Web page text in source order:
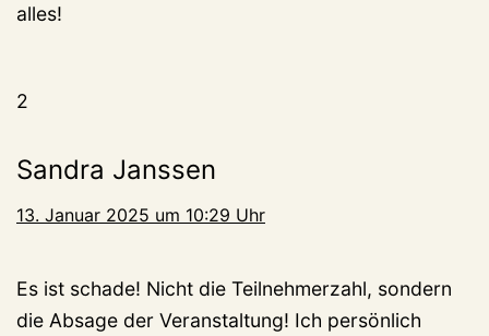
alles!
2
Sandra Janssen
13. Januar 2025 um 10:29 Uhr
Es ist schade! Nicht die Teilnehmerzahl, sondern
die Absage der Veranstaltung! Ich persönlich